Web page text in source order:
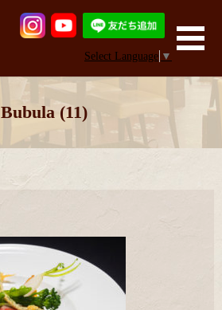
Select Language ▼
メ
Bubula (11)